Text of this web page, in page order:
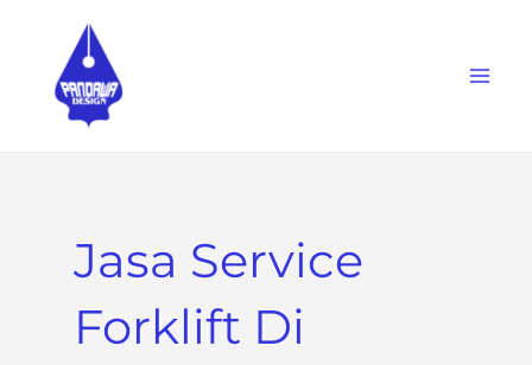
content
Jasa Service
Forklift Di